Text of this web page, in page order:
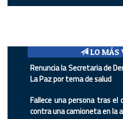
LO MÁS
Renuncia la Secretaria de
La Paz por tema de salud
Fallece una persona tras
contra una camioneta en la